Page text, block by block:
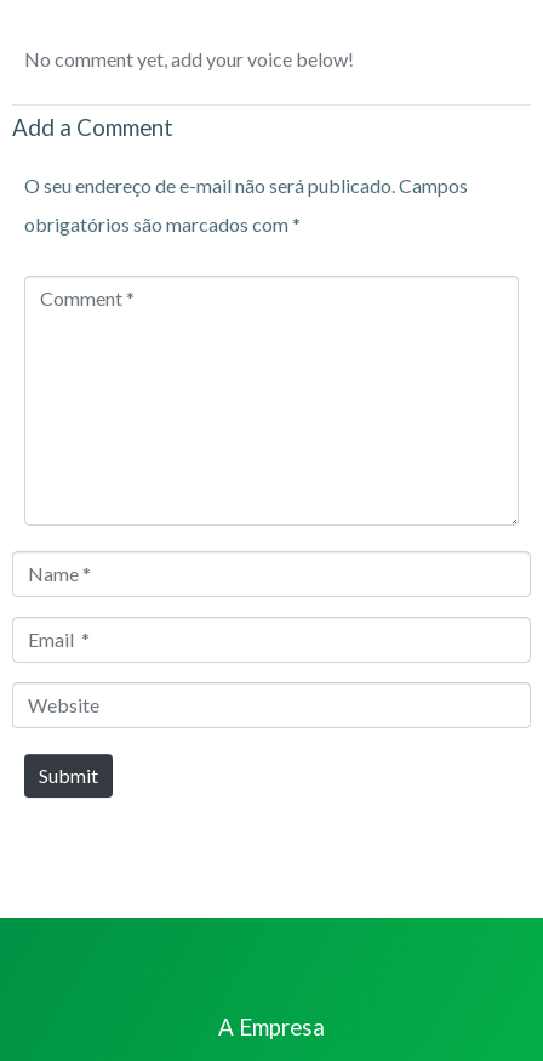
No comment yet, add your voice below!
Add a Comment
O seu endereço de e-mail não será publicado.Campos
obrigatórios são marcados com*
Comment
Name
Email
Website
Submit
A Empresa